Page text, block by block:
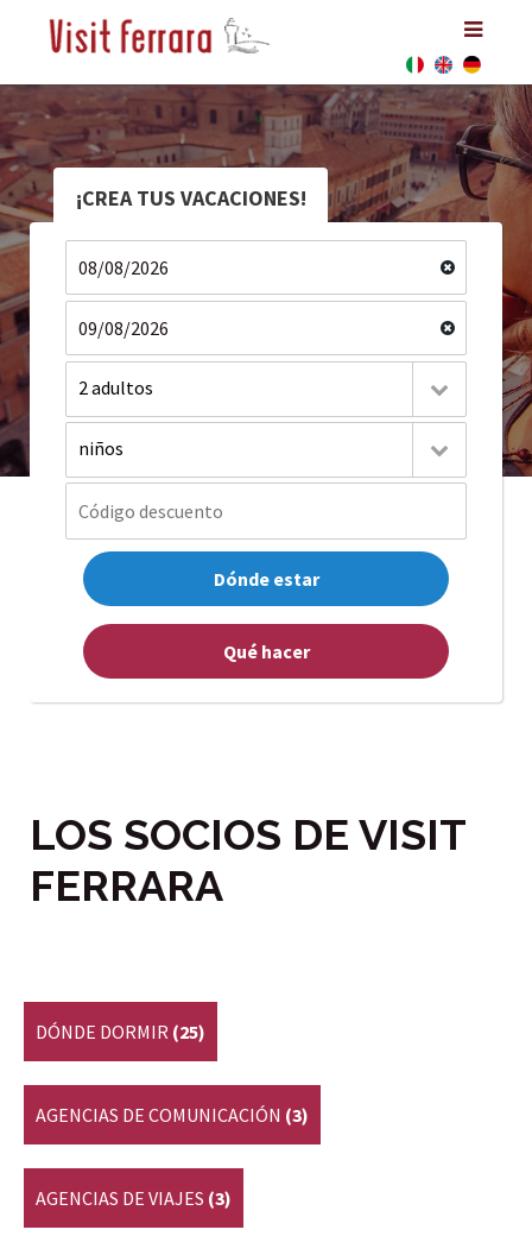
¡CREA TUS VACACIONES!
2 adultos
niños
Dónde estar
Qué hacer
LOS SOCIOS DE VISIT
FERRARA
DÓNDE DORMIR (25)
AGENCIAS DE COMUNICACIÓN (3)
AGENCIAS DE VIAJES (3)